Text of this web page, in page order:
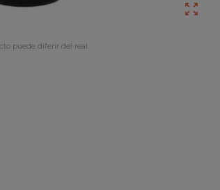

puede diferir del real.